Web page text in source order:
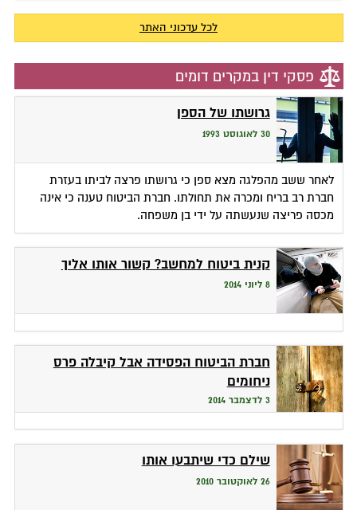
לכל עדכוני האתר
פסקי דין במקרים דומים
גרושתו של הספן
30 לאוגוסט 1993
לאחר ששב מהפלגה מצא ספן כי גרושתו פרצה לביתו בעזרת
חברת רב בריח ומכרה את תחולתו. חברת הביטוח טענה כי אינה
מכסה פריצה שנעשתה על ידי בן משפחה.
קנית ביטוח למחשב? קשור אותו אליך
8 ליוני 2014
חברת הביטוח הפסידה אבל קיבלה פרס
ניחומים
3 לדצמבר 2014
שילם כדי שיתבעו אותו
26 לאוקטובר 2010